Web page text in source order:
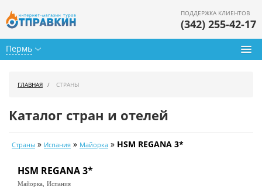
Пермь
ПОДДЕРЖКА КЛИЕНТОВ
(342) 255-42-17
Календарь туров
Цены дня
ГЛАВНАЯ СТРАНЫ
Каталог стран и отелей
Страны » Испания » Майорка » HSM REGANA 3*
HSM REGANA 3*
Майорка, Испания